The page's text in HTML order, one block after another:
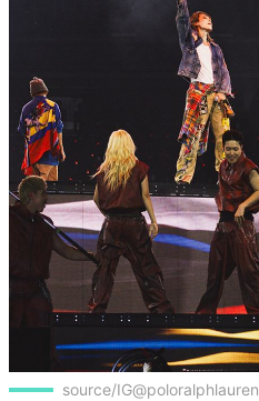
source/IG@poloralphlauren